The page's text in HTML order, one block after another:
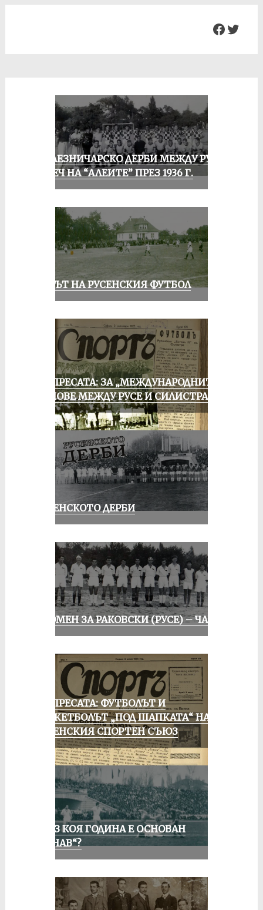
ЖЕЛЕЗНИЧАРСКО ДЕРБИ МЕЖДУ РУСЕ
И ПЕЧ НА “АЛЕИТЕ” ПРЕЗ 1936 Г.
ВЕКЪТ НА РУСЕНСКИЯ ФУТБОЛ
ОТ ПРЕСАТА: ЗА „МЕЖДУНАРОДНИТЕ“
МАЧОВЕ МЕЖДУ РУСЕ И СИЛИСТРА
РУСЕНСКОТО ДЕРБИ
СПОМЕН ЗА РАКОВСКИ (РУСЕ) – ЧАСТ I
ОТ ПРЕСАТА: ФУТБОЛЪТ И
БАСКЕТБОЛЪТ „ПОД ШАПКАТА“ НА
РУСЕНСКИЯ СПОРТЕН СЪЮЗ
ПРЕЗ КОЯ ГОДИНА Е ОСНОВАН
„ДУНАВ“?